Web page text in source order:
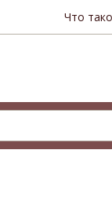
Что